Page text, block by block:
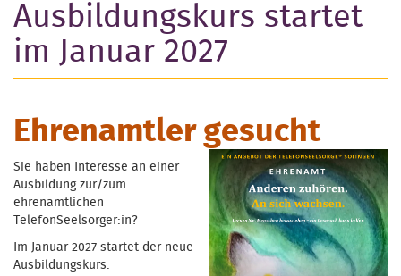
Ausbildungskurs startet
im Januar 2027
Ehrenamtler gesucht
Sie haben Interesse an einer
Ausbildung zur/zum
ehrenamtlichen
TelefonSeelsorger:in?
Im Januar 2027 startet der neue
Ausbildungskurs.